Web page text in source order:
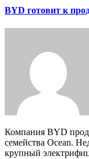
BYD готовит к
Компания BYD продолжает расширять флагманскую линейку
семейства Ocean.
крупный